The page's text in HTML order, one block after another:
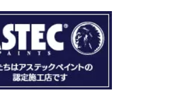
ぶ進んでいて所々でヒビや1箇所
のもわりました。
を変えたいところでしたが、こ
み替え予定なので瓦の差し替え
た。